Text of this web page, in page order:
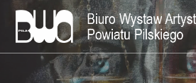
Skip
to
content